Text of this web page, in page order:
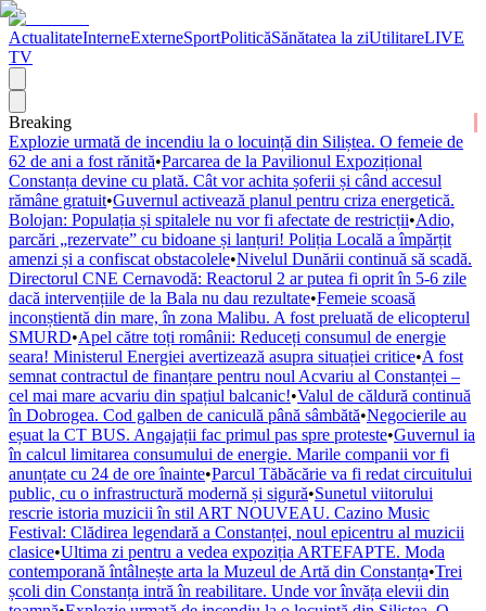
ActualitateInterneExterneSportPoliticăSănătatea la ziUtilitareLIVE
TV
Breaking
Explozie urmată de incendiu la o locuință din Siliștea. O femeie de
62 de ani a fost rănită•Parcarea de la Pavilionul Expozițional
Constanța devine cu plată. Cât vor achita șoferii și când accesul
rămâne gratuit•Guvernul activează planul pentru criza energetică.
Bolojan: Populația și spitalele nu vor fi afectate de restricții•Adio,
parcări „rezervate” cu bidoane și lanțuri! Poliția Locală a împărțit
amenzi și a confiscat obstacolele•Nivelul Dunării continuă să scadă.
Directorul CNE Cernavodă: Reactorul 2 ar putea fi oprit în 5-6 zile
dacă intervențiile de la Bala nu dau rezultate•Femeie scoasă
inconștientă din mare, în zona Malibu. A fost preluată de elicopterul
SMURD•Apel către toți românii: Reduceți consumul de energie
seara! Ministerul Energiei avertizează asupra situației critice•A fost
semnat contractul de finanțare pentru noul Acvariu al Constanței –
cel mai mare acvariu din spațiul balcanic!•Valul de căldură continuă
în Dobrogea. Cod galben de caniculă până sâmbătă•Negocierile au
eșuat la CT BUS. Angajații fac primul pas spre proteste•Guvernul ia
în calcul limitarea consumului de energie. Marile companii vor fi
anunțate cu 24 de ore înainte•Parcul Tăbăcărie va fi redat circuitului
public, cu o infrastructură modernă și sigură•Sunetul viitorului
rescrie istoria muzicii în stil ART NOUVEAU. Cazino Music
Festival: Clădirea legendară a Constanței, noul epicentru al muzicii
clasice•Ultima zi pentru a vedea expoziția ARTEFAPTE. Moda
contemporană întâlnește arta la Muzeul de Artă din Constanța•Trei
școli din Constanța intră în reabilitare. Unde vor învăța elevii din